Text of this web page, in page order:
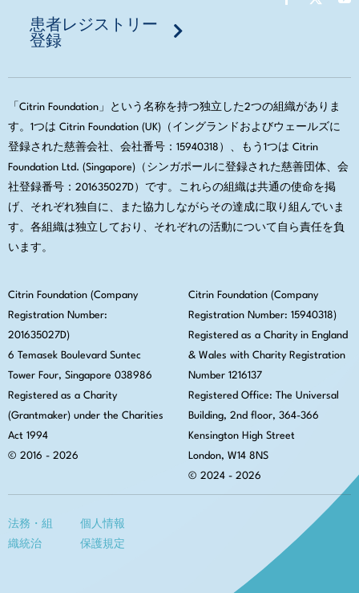
患者レジストリー
登録
「Citrin Foundation」という名称を持つ独立した2つの組織がありま
す。1つは Citrin Foundation (UK)（イングランドおよびウェールズに
登録された慈善会社、会社番号：15940318）、もう1つは Citrin
Foundation Ltd. (Singapore)（シンガポールに登録された慈善団体、会
社登録番号：201635027D）です。これらの組織は共通の使命を掲
げ、それぞれ独自に、また協力しながらその達成に取り組んでいま
す。各組織は独立しており、それぞれの活動について自ら責任を負
います。
Citrin Foundation (Company
Registration Number:
201635027D)
6 Temasek Boulevard Suntec
Tower Four, Singapore 038986
Registered as a Charity
(Grantmaker) under the Charities
Act 1994
© 2016 - 2026
Citrin Foundation (Company
Registration Number: 15940318)
Registered as a Charity in England
& Wales with Charity Registration
Number 1216137
Registered Office: The Universal
Building, 2nd floor, 364-366
Kensington High Street
London, W14 8NS
© 2024 - 2026
法務・組
織統治
個人情報
保護規定